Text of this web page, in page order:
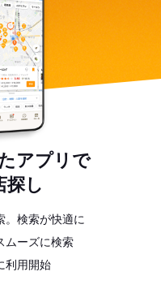
アプリで
探し
。検索が快適に
ムーズに検索
利用開始